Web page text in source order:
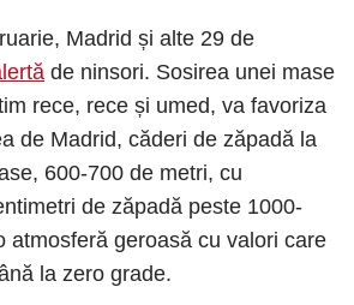
Madrid și alte 29 de
de ninsori. Sosirea unei mase
rece, rece și umed, va favoriza
de Madrid, căderi de zăpadă la
600-700 de metri, cu
de zăpadă peste 1000-
atmosferă geroasă cu valori care
la zero grade.